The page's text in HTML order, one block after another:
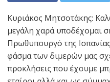
Κυριάκος Μητσοτάκης:
μεγάλη χαρά υποδέχομαι
Πρωθυπουργό της
φάσμα των διμερών μας
προκλήσεις που έχουμε